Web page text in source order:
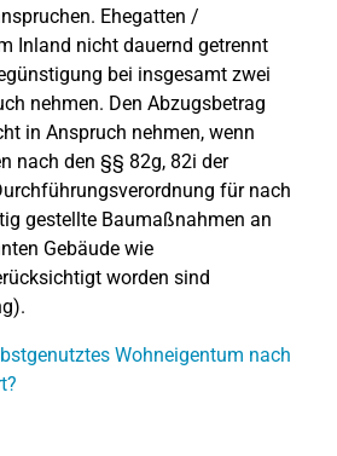
Ehegatten /
Inland nicht dauernd getrennt
bei insgesamt zwei
nehmen. Den Abzugsbetrag
in Anspruch nehmen, wenn
nach den §§ 82g, 82i der
für nach
gestellte Baumaßnahmen an
Gebäude wie
worden sind
Wohneigentum nach